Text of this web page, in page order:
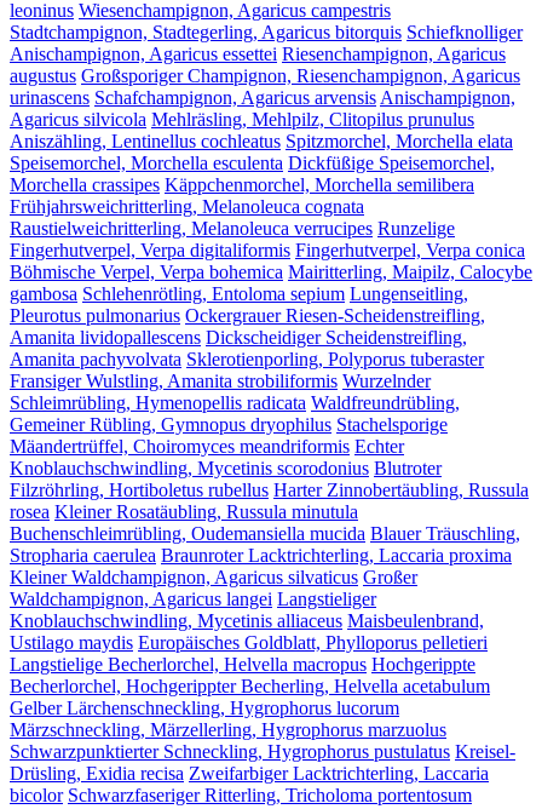
leoninus Wiesenchampignon, Agaricus campestris
Stadtchampignon, Stadtegerling, Agaricus bitorquis Schiefknolliger
Anischampignon, Agaricus essettei Riesenchampignon, Agaricus
augustus Großsporiger Champignon, Riesenchampignon, Agaricus
urinascens Schafchampignon, Agaricus arvensisAnischampignon,
Agaricus silvicola Mehlräsling, Mehlpilz, Clitopilus prunulus
Aniszähling, Lentinellus cochleatus Spitzmorchel, Morchella elata
Speisemorchel, Morchella esculenta Dickfüßige Speisemorchel,
Morchella crassipes Käppchenmorchel, Morchella semilibera
Frühjahrsweichritterling, Melanoleuca cognata
Raustielweichritterling, Melanoleuca verrucipes Runzelige
Fingerhutverpel, Verpa digitaliformis Fingerhutverpel, Verpa conica
Böhmische Verpel, Verpa bohemica Mairitterling, Maipilz, Calocybe
gambosa Schlehenrötling, Entoloma sepium Lungenseitling,
Pleurotus pulmonarius Ockergrauer Riesen-Scheidenstreifling,
Amanita lividopallescens Dickscheidiger Scheidenstreifling,
Amanita pachyvolvata Sklerotienporling, Polyporus tuberaster
Fransiger Wulstling, Amanita strobiliformis Wurzelnder
Schleimrübling, Hymenopellis radicata Waldfreundrübling,
Gemeiner Rübling, Gymnopus dryophilus Stachelsporige
Mäandertrüffel, Choiromyces meandriformis Echter
Knoblauchschwindling, Mycetinis scorodonius Blutroter
Filzröhrling, Hortiboletus rubellus Harter Zinnobertäubling, Russula
rosea Kleiner Rosatäubling, Russula minutula
Buchenschleimrübling, Oudemansiella mucida Blauer Träuschling,
Stropharia caerulea Braunroter Lacktrichterling, Laccaria proxima
Kleiner Waldchampignon, Agaricus silvaticus Großer
Waldchampignon, Agaricus langei Langstieliger
Knoblauchschwindling, Mycetinis alliaceus Maisbeulenbrand,
Ustilago maydis Europäisches Goldblatt, Phylloporus pelletieri
Langstielige Becherlorchel, Helvella macropus Hochgerippte
Becherlorchel, Hochgerippter Becherling, Helvella acetabulum
Gelber Lärchenschneckling, Hygrophorus lucorum
Märzschneckling, Märzellerling, Hygrophorus marzuolus
Schwarzpunktierter Schneckling, Hygrophorus pustulatus Kreisel-
Drüsling, Exidia recisa Zweifarbiger Lacktrichterling, Laccaria
bicolor Schwarzfaseriger Ritterling, Tricholoma portentosum